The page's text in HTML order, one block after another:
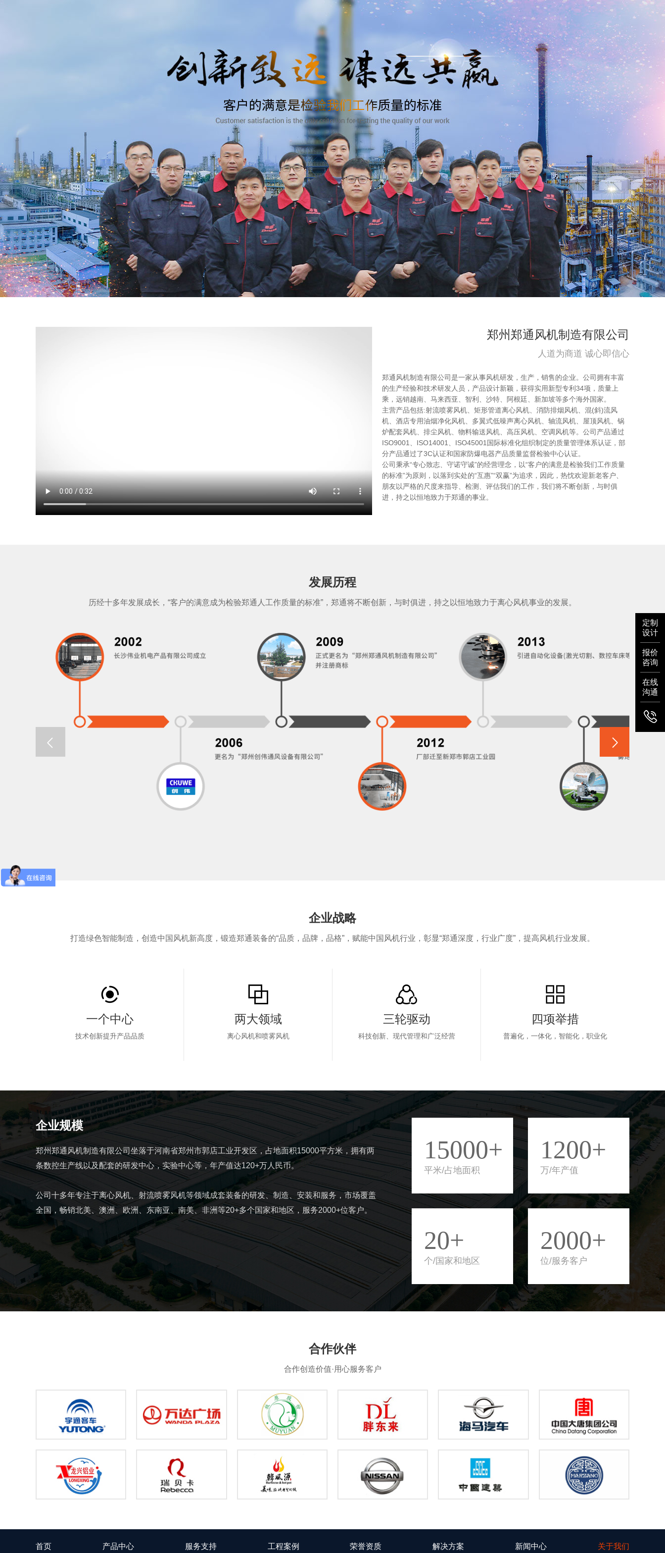
郑州郑通风机制造有限公司
人道为商道 诚心即信心
郑通风机制造有限公司是一家从事风机研发，生产，销售的企业。公司拥有丰富
的生产经验和技术研发人员，产品设计新颖，获得实用新型专利34项，质量上
乘，远销越南、马来西亚、智利、沙特、阿根廷、新加坡等多个海外国家。
主营产品包括:射流喷雾风机、矩形管道离心风机、消防排烟风机、混(斜)流风
机、酒店专用油烟净化风机、多翼式低噪声离心风机、轴流风机、屋顶风机、锅
炉配套风机、排尘风机、物料输送风机、高压风机、空调风机等。公司产品通过
ISO9001、ISO14001、ISO45001国际标准化组织制定的质量管理体系认证，部
分产品通过了3C认证和国家防爆电器产品质量监督检验中心认证。
公司秉承“专心致志、守诺守诚”的经营理念，以“客户的满意是检验我们工作质量
的标准”为原则，以落到实处的“互惠”“双赢”为追求，因此，热忱欢迎新老客户、
朋友以严格的尺度来指导、检测、评估我们的工作，我们将不断创新，与时俱
进，持之以恒地致力于郑通的事业。
发展历程
历经十多年发展成长，“客户的满意成为检验郑通人工作质量的标准”，郑通将不断创新，与时俱进，持之以恒地致力于离心风机事业的发展。
企业战略
打造绿色智能制造，创造中国风机新高度，锻造郑通装备的“品质，品牌，品格”，赋能中国风机行业，彰显“郑通深度，行业广度”，提高风机行业发展。
一个中心
技术创新提升产品品质
两大领域
离心风机和喷雾风机
三轮驱动
科技创新、现代管理和广泛经营
四项举措
普遍化，一体化，智能化，职业化
企业规模
郑州郑通风机制造有限公司坐落于河南省郑州市郭店工业开发区，占地面积15000平方米，拥有两
条数控生产线以及配套的研发中心，实验中心等，年产值达120+万人民币。
公司十多年专注于离心风机、射流喷雾风机等领域成套装备的研发、制造、安装和服务，市场覆盖
全国，畅销北美、澳洲、欧洲、东南亚、南美、非洲等20+多个国家和地区，服务2000+位客户。
15000+
平米/占地面积
1200+
万/年产值
20+
个/国家和地区
2000+
位/服务客户
合作伙伴
合作创造价值·用心服务客户
首页 产品中心 服务支持 工程案例 荣誉资质 解决方案 新闻中心 关于我们
定制
设计
报价
咨询
在线
沟通